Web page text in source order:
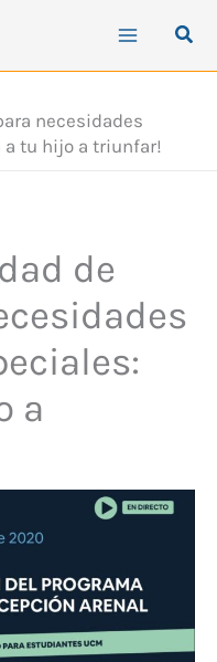
necesidades
a tu hijo a triunfar!
de
a